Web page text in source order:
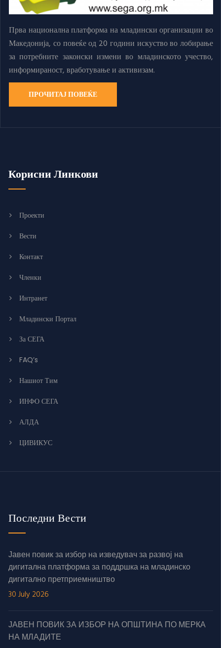
Прва национална платформа на младински организации во
Македонија, со повеќе од 20 години искуство во лобирање
за потребните законски измени во младинското учество,
информираност, вработување и активизам.
ПРОЧИТАЈ ПОВЕЌЕ
Корисни Линкови
Проекти
Вести
Контакт
Членки
Интранет
Младински Портал
За СЕГА
FAQ’s
Нашиот Тим
ИНФО СЕГА
АЛДА
ЦИВИКУС
Последни Вести
Јавен повик за избор на изведувач за развој на
дигитална платформа за поддршка на младинско
дигитално претприемништво
30 July 2026
ЈАВЕН ПОВИК ЗА ИЗБОР НА ОПШТИНА ПО МЕРКА
НА МЛАДИТЕ